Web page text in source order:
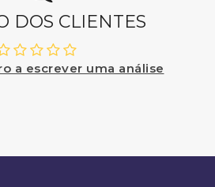
DOS CLIENTES
a escrever uma análise